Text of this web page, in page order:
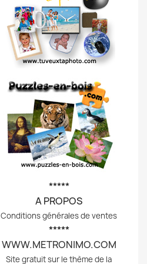
*****
A PROPOS
Conditions générales de ventes
*****
WWW.METRONIMO.COM
Site gratuit sur le thème de la